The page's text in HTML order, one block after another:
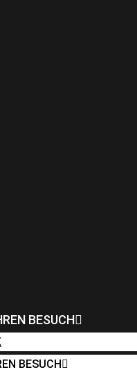
BESUCH
BESUCH